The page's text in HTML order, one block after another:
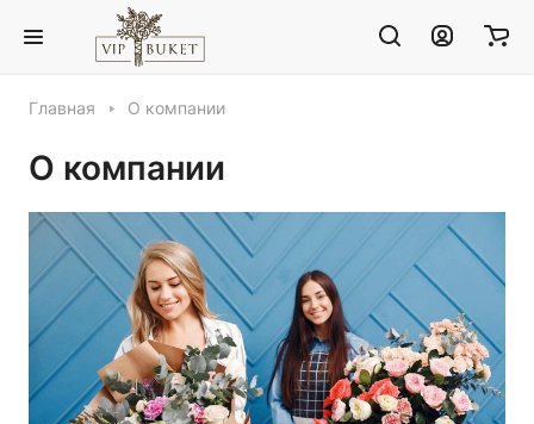
Главная О компании
О компании